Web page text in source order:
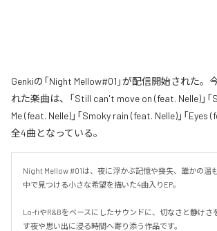
Genkiの「Night Mellow#01」が配信開始された
れた楽曲は、「Still can't move on (feat. Nelle)」
Me (feat. Nelle)」「Smoky rain (feat. Nelle)」「Eyes
全4曲となっている。
Night Mellow #01は、夜に浮かぶ記憶や喪失、誰かの温
中で見つける小さな希望を描いた4曲入りEP。
Lo-fiやR&Bをベースにしたサウンドに、切なさと静けさ
す夜や思い出に浸る時間へ寄り添う作品です。